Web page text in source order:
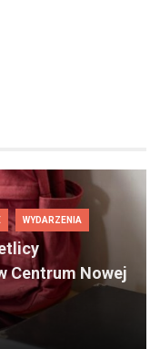
WYDARZENIA
Centrum Nowej